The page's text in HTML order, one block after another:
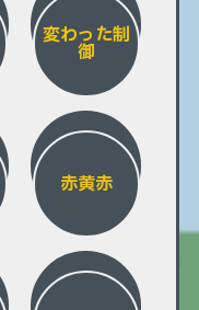
変わった制
御
赤黄赤